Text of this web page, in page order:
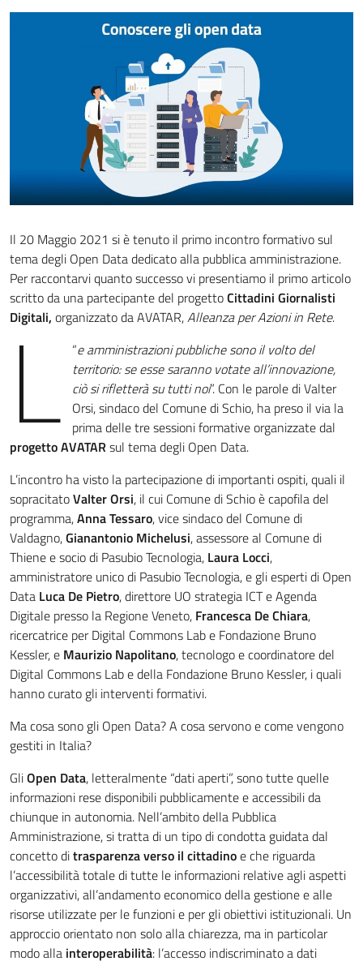
Il 20 Maggio 2021 si è tenuto il primo incontro formativo sul
tema degli Open Data dedicato alla pubblica amministrazione.
Per raccontarvi quanto successo vi presentiamo il primo articolo
scritto da una partecipante del progettoCittadini Giornalisti
Digitali, organizzato da AVATAR,Alleanza per Azioni in Rete.
“
L
e amministrazioni pubbliche sono il volto del
territorio: se esse saranno votate all’innovazione,
ciò si rifletterà su tutti noi”. Con le parole di Valter
Orsi, sindaco del Comune di Schio, ha preso il via la
prima delle tre sessioni formative organizzate dal
progetto AVATARsul tema degli Open Data.
L’incontro ha visto la partecipazione di importanti ospiti, quali il
sopracitatoValter Orsi, il cui Comune di Schio è capofila del
programma,Anna Tessaro, vice sindaco del Comune di
Valdagno,Gianantonio Michelusi, assessore al Comune di
Thiene e socio di Pasubio Tecnologia, Laura Locci,
amministratore unico di Pasubio Tecnologia, e gli esperti di Open
Data Luca De Pietro, direttore UO strategia ICT e Agenda
Digitale presso la Regione Veneto, Francesca De Chiara,
ricercatrice per Digital Commons Lab e Fondazione Bruno
Kessler, e Maurizio Napolitano, tecnologo e coordinatore del
Digital Commons Lab e della Fondazione Bruno Kessler, i quali
hanno curato gli interventi formativi.
Ma cosa sono gli Open Data? A cosa servono e come vengono
gestiti in Italia?
GliOpen Data, letteralmente “dati aperti”, sono tutte quelle
informazioni rese disponibili pubblicamente e accessibili da
chiunque in autonomia. Nell’ambito della Pubblica
Amministrazione, si tratta di un tipo di condotta guidata dal
concetto ditrasparenza verso il cittadinoe che riguarda
l’accessibilità totale di tutte le informazioni relative agli aspetti
organizzativi, all’andamento economico della gestione e alle
risorse utilizzate per le funzioni e per gli obiettivi istituzionali. Un
approccio orientato non solo alla chiarezza, ma in particolar
modo alla interoperabilità: l’accesso indiscriminato a dati